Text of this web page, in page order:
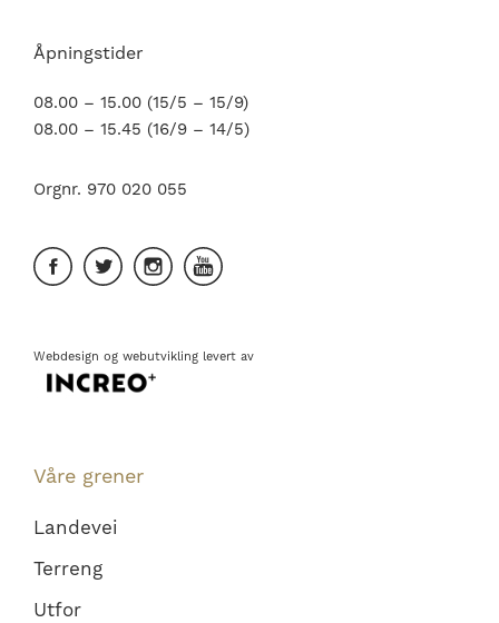
Åpningstider
08.00 – 15.00 (15/5 – 15/9)
08.00 – 15.45 (16/9 – 14/5)
Orgnr. 970 020 055
Webdesign og webutvikling levert av
Våre grener
Landevei
Terreng
Utfor